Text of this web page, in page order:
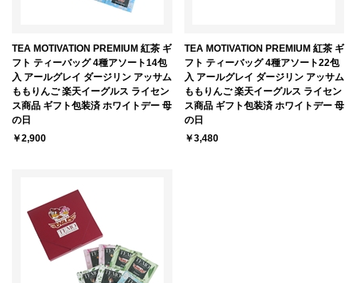
TEA MOTIVATION PREMIUM 紅茶 ギ
フト ティーバッグ 4種アソート14包
入 アールグレイ ダージリン アッサム
ももりんご 楽天イーグルス ライセン
ス商品 ギフト包装済 ホワイトデー 母
の日
￥2,900
TEA MOTIVATION PREMIUM 紅茶 ギ
フト ティーバッグ 4種アソート22包
入 アールグレイ ダージリン アッサム
ももりんご 楽天イーグルス ライセン
ス商品 ギフト包装済 ホワイトデー 母
の日
￥3,480